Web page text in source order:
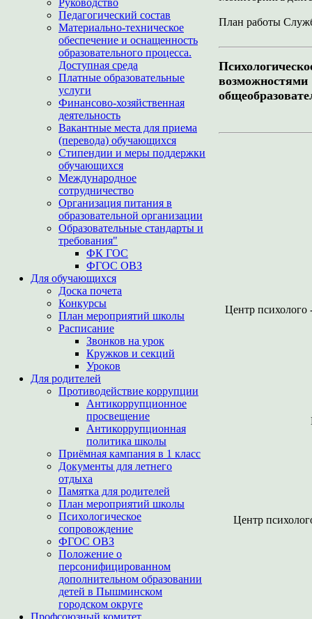
Руководство
Педагогический состав
Материально-техническое
обеспечение и оснащенность
образовательного процесса.
Доступная среда
Платные образовательные
услуги
Финансово-хозяйственная
деятельность
Вакантные места для приема
(перевода) обучающихся
Стипендии и меры поддержки
обучающихся
Международное
сотрудничество
Организация питания в
образовательной организации
Образовательные стандарты и
требования"
ФК ГОС
ФГОС ОВЗ
Для обучающихся
Доска почета
Конкурсы
План мероприятий школы
Расписание
Звонков на урок
Кружков и секций
Уроков
Для родителей
Противодействие коррупции
Антикоррупционное
просвещение
Антикоррупционная
политика школы
Приёмная кампания в 1 класс
Документы для летнего
отдыха
Памятка для родителей
План мероприятий школы
Психологическое
сопровождение
ФГОС ОВЗ
Положение о
персонифицированном
дополнительном образовании
детей в Пышминском
городском округе
Профсоюзный комитет
План работы
Центр психолого
Центр